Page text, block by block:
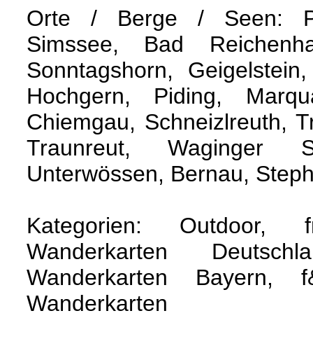
Orte / Berge / Seen:
Simssee, Bad
Sonntagshorn,
Hochgern, Piding,
Chiemgau, Schneizlreuth,
Traunreut, Waginger
Unterwössen, Bernau,
Kategorien:
Wanderkarten
Wanderkarten Bayern,
Wanderkarten